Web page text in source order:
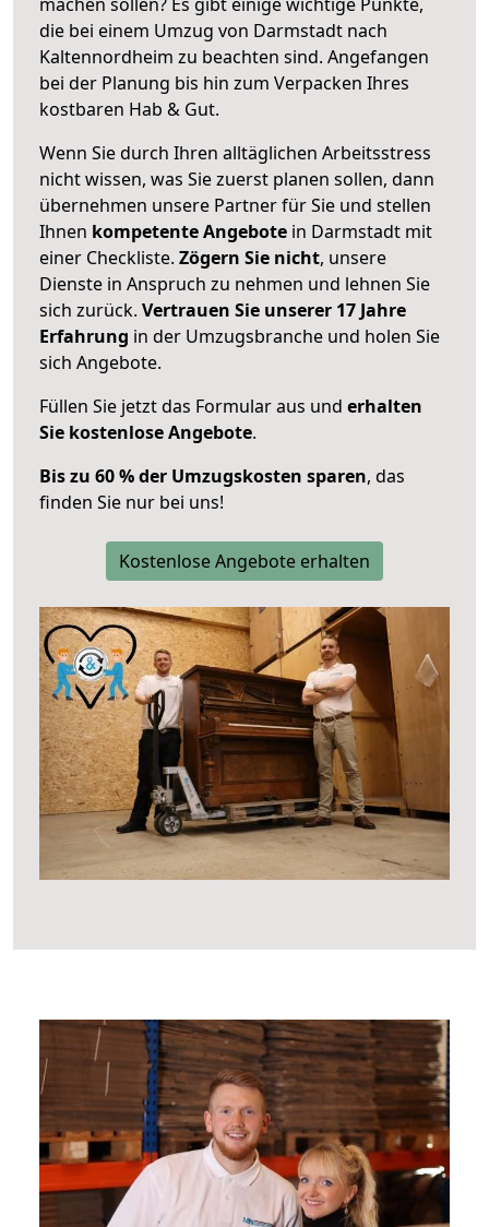
die bei einem Umzug von Darmstadt nach
Kaltennordheim zu beachten sind. Angefangen
bei der Planung bis hin zum Verpacken Ihres
kostbaren Hab & Gut.
Wenn Sie durch Ihren alltäglichen Arbeitsstress
nicht wissen, was Sie zuerst planen sollen, dann
übernehmen unsere Partner für Sie und stellen
Ihnen kompetente Angebote in Darmstadt mit
einer Checkliste. Zögern Sie nicht, unsere
Dienste in Anspruch zu nehmen und lehnen Sie
sich zurück. Vertrauen Sie unserer 17 Jahre
Erfahrung in der Umzugsbranche und holen Sie
sich Angebote.
Füllen Sie jetzt das Formular aus und erhalten
Sie kostenlose Angebote.
Bis zu 60 % der Umzugskosten sparen, das
finden Sie nur bei uns!
Kostenlose Angebote erhalten